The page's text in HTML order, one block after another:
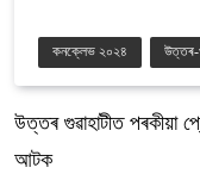
কনক্লেভ ২০২৪ উত্তৰ-
উত্তৰ গুৱাহাটীত পৰকীয়া
আটক